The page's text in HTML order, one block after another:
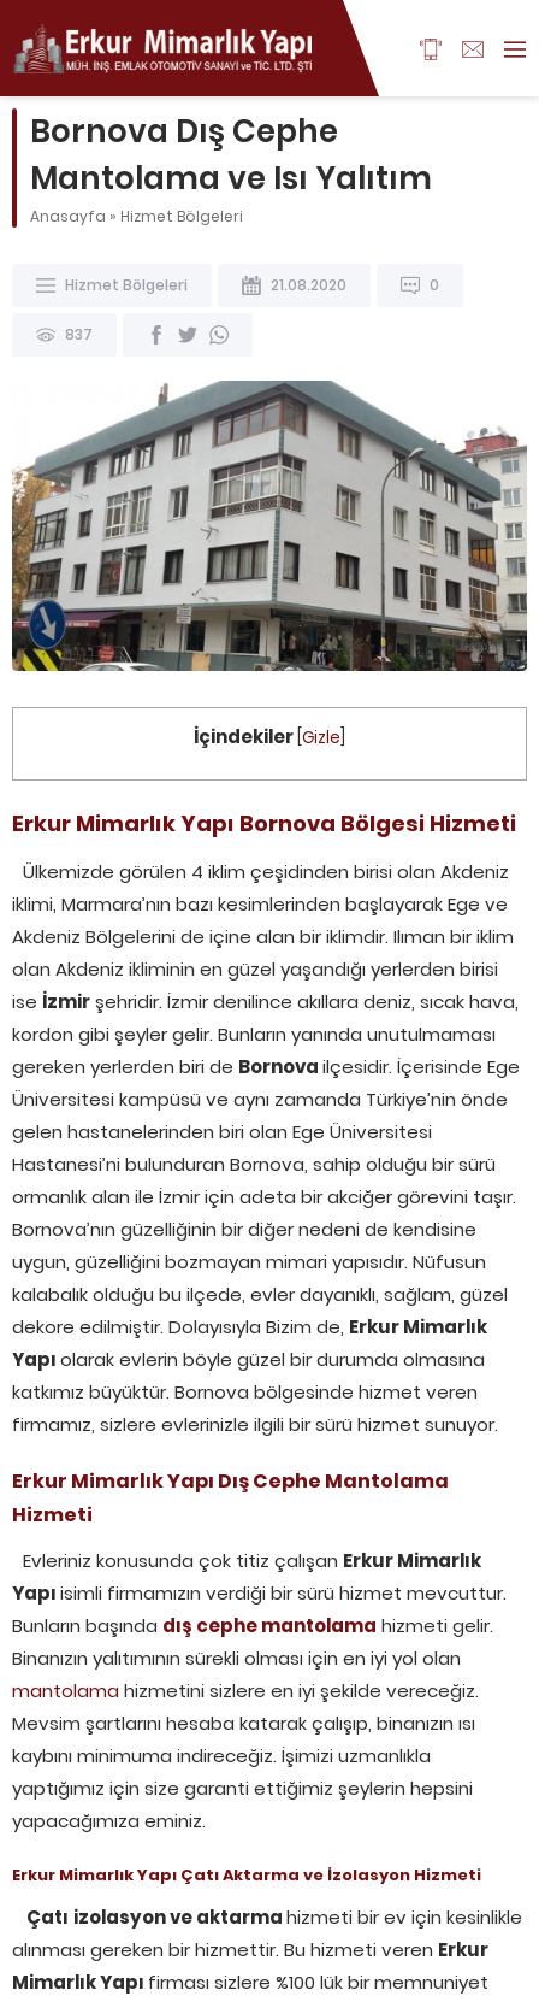
Bornova Dış Cephe
Mantolama ve Isı Yalıtım
Anasayfa » Hizmet Bölgeleri
Hizmet Bölgeleri 21.08.2020 0
837
İçindekiler Gizle
Erkur Mimarlık Yapı Bornova Bölgesi Hizmeti
Ülkemizde görülen 4 iklim çeşidinden birisi olan Akdeniz
iklimi, Marmara’nın bazı kesimlerinden başlayarak Ege ve
Akdeniz Bölgelerini de içine alan bir iklimdir. Ilıman bir iklim
olan Akdeniz ikliminin en güzel yaşandığı yerlerden birisi
ise İzmirşehridir. İzmir denilince akıllara deniz, sıcak hava,
kordon gibi şeyler gelir. Bunların yanında unutulmaması
gereken yerlerden biri de Bornovailçesidir. İçerisinde Ege
Üniversitesi kampüsü ve aynı zamanda Türkiye’nin önde
gelen hastanelerinden biri olan Ege Üniversitesi
Hastanesi’ni bulunduran Bornova, sahip olduğu bir sürü
ormanlık alan ile İzmir için adeta bir akciğer görevini taşır.
Bornova’nın güzelliğinin bir diğer nedeni de kendisine
uygun, güzelliğini bozmayan mimari yapısıdır. Nüfusun
kalabalık olduğu bu ilçede, evler dayanıklı, sağlam, güzel
dekore edilmiştir. Dolayısıyla Bizim de, ErkurMimarlık
Yapıolarak evlerin böyle güzel bir durumda olmasına
katkımız büyüktür. Bornova bölgesinde hizmet veren
firmamız, sizlere evlerinizle ilgili bir sürü hizmet sunuyor.
Erkur Mimarlık Yapı Dış Cephe Mantolama
Hizmeti
Evleriniz konusunda çok titiz çalışan ErkurMimarlık
Yapıisimli firmamızın verdiği bir sürü hizmet mevcuttur.
Bunların başında dış cephe mantolama hizmeti gelir.
Binanızın yalıtımının sürekli olması için en iyi yol olan
mantolama hizmetini sizlere en iyi şekilde vereceğiz.
Mevsim şartlarını hesaba katarak çalışıp, binanızın ısı
kaybını minimuma indireceğiz. İşimizi uzmanlıkla
yaptığımız için size garanti ettiğimiz şeylerin hepsini
yapacağımıza eminiz.
Erkur Mimarlık Yapı Çatı Aktarma ve İzolasyon Hizmeti
Çatı izolasyon ve aktarmahizmeti bir ev için kesinlikle
alınması gereken bir hizmettir. Bu hizmeti veren Erkur
Mimarlık Yapı firması sizlere %100 lük bir memnuniyet